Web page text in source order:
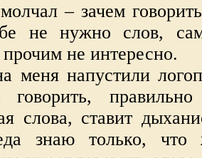
– зачем
не нужно слов,
не интересно.
меня напустили
правильно
слова, ставит
знаю только,